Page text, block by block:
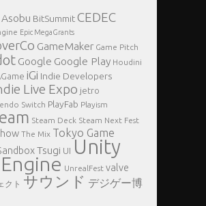
Asobu BitSummitCEDEC
Epic MegaGrants
GameMaker Game Pitch
Google Google Play Houdini
iGi Indie Developers
Live Expo jetro
Switch PlayFab Playism
Steam Deck Steam Next Fest
The Mix Tokyo Game
Tsugi UI Unity
UnrealFest valve
クト サウンド デジゲー博